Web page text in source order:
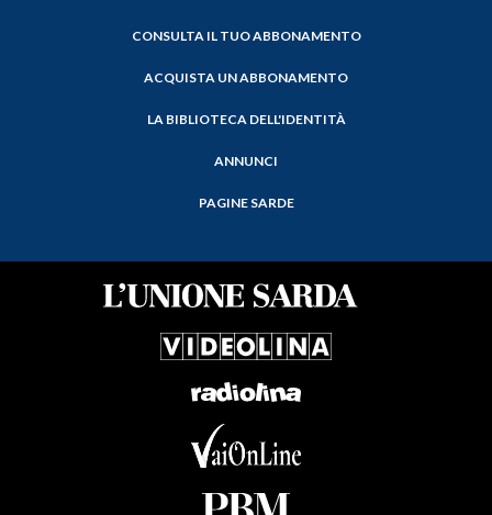
CONSULTA IL TUO ABBONAMENTO
ACQUISTA UN ABBONAMENTO
LA BIBLIOTECA DELL'IDENTITÀ
ANNUNCI
PAGINE SARDE